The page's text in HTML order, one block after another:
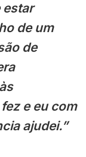
estar
de um
de
e eu com
ajudei.”